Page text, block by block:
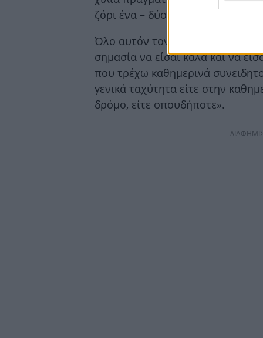
ζόρι ένα – δύο.
Όλο αυτόν τον καιρό σκέφτηκα
σημασία να είσαι καλά και να
που τρέχω καθημερινά
γενικά ταχύτητα είτε στην
δρόμο, είτε οπουδήποτε».